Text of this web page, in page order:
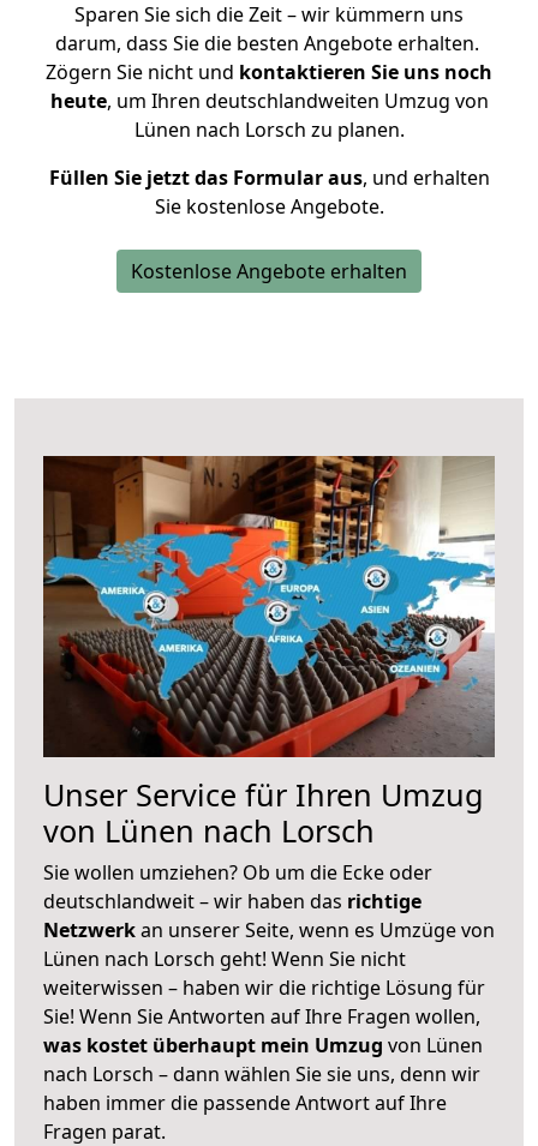
Sparen Sie sich die Zeit – wir kümmern uns
darum, dass Sie die besten Angebote erhalten.
Zögern Sie nicht und kontaktieren Sie uns noch
heute, um Ihren deutschlandweiten Umzug von
Lünen nach Lorsch zu planen.
Füllen Sie jetzt das Formular aus, und erhalten
Sie kostenlose Angebote.
Kostenlose Angebote erhalten
Unser Service für Ihren Umzug
von Lünen nach Lorsch
Sie wollen umziehen? Ob um die Ecke oder
deutschlandweit – wir haben das richtige
Netzwerkan unserer Seite, wenn es Umzüge von
Lünen nach Lorsch geht! Wenn Sie nicht
weiterwissen – haben wir die richtige Lösung für
Sie! Wenn Sie Antworten auf Ihre Fragen wollen,
was kostet überhaupt mein Umzug von Lünen
nach Lorsch – dann wählen Sie sie uns, denn wir
haben immer die passende Antwort auf Ihre
Fragen parat.